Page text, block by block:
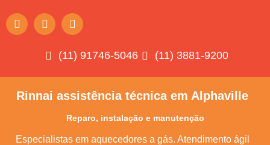
(11) 91746-5046 (11) 3881-9200
Rinnai assistência técnica em Alphaville
Reparo, instalação e manutenção
Especialistas em aquecedores a gás. Atendimento ágil